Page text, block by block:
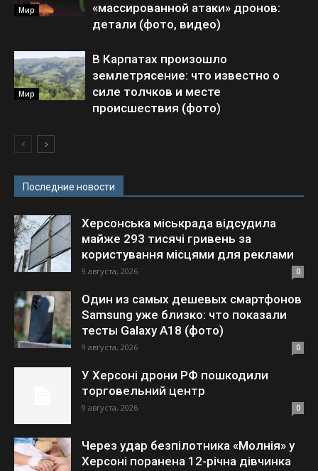
Мир
«массированной атаки» дронов:
детали (фото, видео)
Мир
В Карпатах произошло
землетрясение: что известно о
силе толчков и месте
происшествия (фото)
Последние новости
Херсонська міськрада відсудила
майже 293 тисячі гривень за
користування місцями для реклами
9 августа, 2026 0
Один из самых дешевых смартфонов
Samsung уже близко: что показали
тесты Galaxy A18 (фото)
9 августа, 2026 0
У Херсоні дрони РФ пошкодили
торговельний центр
9 августа, 2026 0
Через удар безпілотника «Молнія» у
Херсоні поранена 12-річна дівчинка